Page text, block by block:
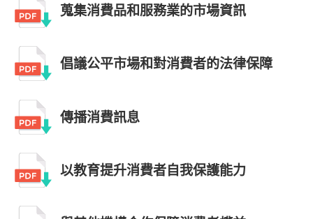
蒐集消費品和服務業的市場資訊
倡議公平市場和對消費者的法律保障
傳播消費訊息
以教育提升消費者自我保護能力